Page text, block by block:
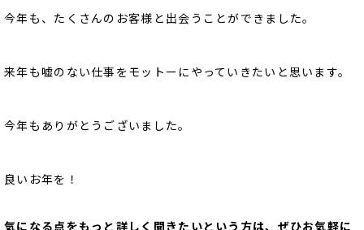
今年も、たくさんのお客様と出会うことができました。
来年も嘘のない仕事をモットーにやっていきたいと思います。
今年もありがとうございました。
良いお年を！
気になる点をもっと詳しく聞きたいという方は、ぜひお気軽に